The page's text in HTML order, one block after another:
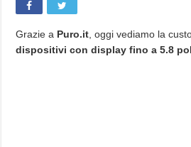
Grazie a Puro.it , oggi vediamo la
dispositivi con display fino a 5.8